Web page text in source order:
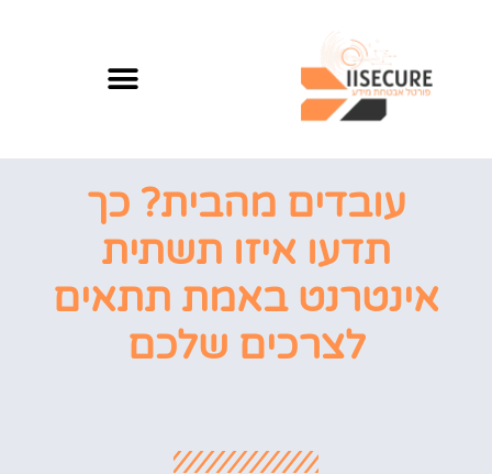
עובדים מהבית? כך
תדעו איזו תשתית
אינטרנט באמת תתאים
לצרכים שלכם